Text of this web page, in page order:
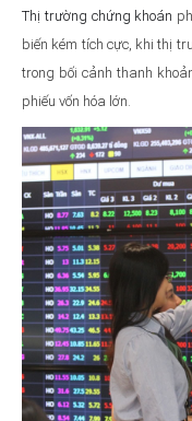
Thị trường chứng khoán
biến kém tích cực, khi thị
trong bối cảnh thanh
phiếu vốn hóa lớn.